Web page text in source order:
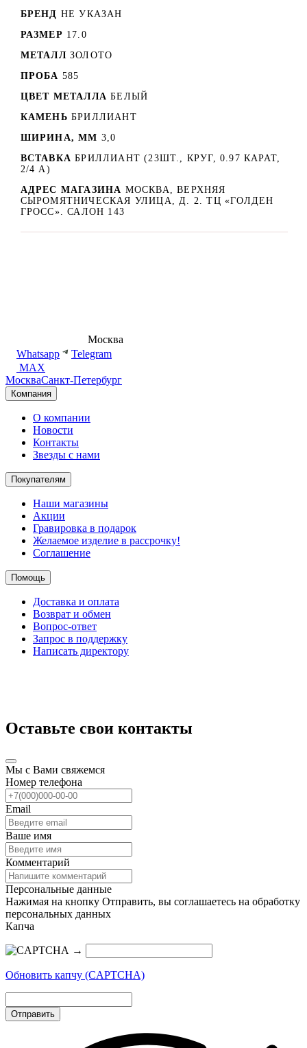
БРЕНД НЕ УКАЗАН
РАЗМЕР 17.0
МЕТАЛЛ ЗОЛОТО
ПРОБА 585
ЦВЕТ МЕТАЛЛА БЕЛЫЙ
КАМЕНЬ БРИЛЛИАНТ
ШИРИНА, ММ 3,0
ВСТАВКА БРИЛЛИАНТ (23ШТ., КРУГ, 0.97 КАРАТ,
2/4 А)
АДРЕС МАГАЗИНА МОСКВА, ВЕРХНЯЯ
СЫРОМЯТНИЧЕСКАЯ УЛИЦА, Д. 2. ТЦ «ГОЛДЕН
ГРОСС». САЛОН 143
Москва
Whatsapp
Telegram
MAX
МоскваСанкт-Петербург
Компания
О компании
Новости
Контакты
Звезды с нами
Покупателям
Наши магазины
Акции
Гравировка в подарок
Желаемое изделие в рассрочку!
Соглашение
Помощь
Доставка и оплата
Возврат и обмен
Вопрос-ответ
Запрос в поддержку
Написать директору
Оставьте свои контакты
Мы с Вами свяжемся
Номер телефона
Email
Ваше имя
Комментарий
Персональные данные
Нажимая на кнопку Отправить, вы соглашаетесь на обработку
персональных данных
Капча
→
Обновить капчу (CAPTCHA)
Отправить